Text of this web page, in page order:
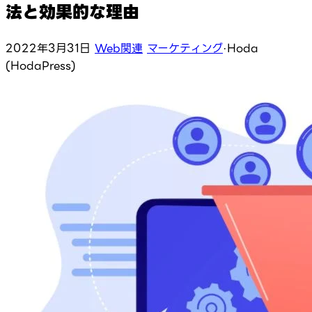
法と効果的な理由
2022年3月31日 Web関連 マーケティング·Hoda
(HodaPress)